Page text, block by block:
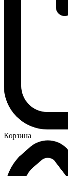
Корзина